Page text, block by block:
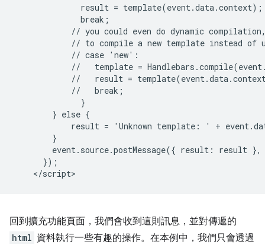
              result = template(event.data.context);
              break;
// you could even do dynamic
// to compile a new template instead of
            // case 'new':
//   template =
//   result =
            //   break;
              }
        } else {
result = 'Unknown template: ' +
        }
event.source.postMessage({ result: result
      });
回到擴充功能頁面，我們會收到這則訊息，並對傳遞的
html 資料執行一些有趣的操作。在本例中，我們只會透過